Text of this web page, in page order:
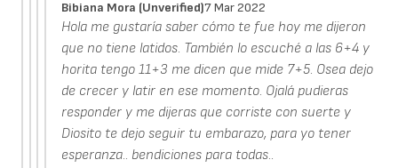
Bibiana Mora (unverified)7 Mar 2022
Hola me gustaría saber cómo te fue hoy me dijeron
que no tiene latidos. También lo escuché a las 6+4 y
horita tengo 11+3 me dicen que mide 7+5. Osea dejo
de crecer y latir en ese momento. Ojalá pudieras
responder y me dijeras que corriste con suerte y
Diosito te dejo seguir tu embarazo, para yo tener
esperanza.. bendiciones para todas..